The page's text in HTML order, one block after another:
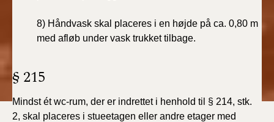
8) Håndvask skal placeres i en højde på ca. 0,80 m
med afløb under vask trukket tilbage.
§ 215
Mindst ét wc-rum, der er indrettet i henhold til § 214, stk.
2, skal placeres i stueetagen eller andre etager med